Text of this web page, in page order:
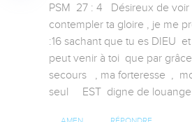
PSM  27 : 4   Désireux de
contempler ta gloire , je me
:16 sachant que tu es DIEU
peut venir à toi  que par
secours   , ma forteresse  ,
seul     EST  digne de